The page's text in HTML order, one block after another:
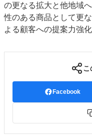
の更なる拡大と他地域
性のある商品として更
よる顧客への提案力強化
こ
Facebook